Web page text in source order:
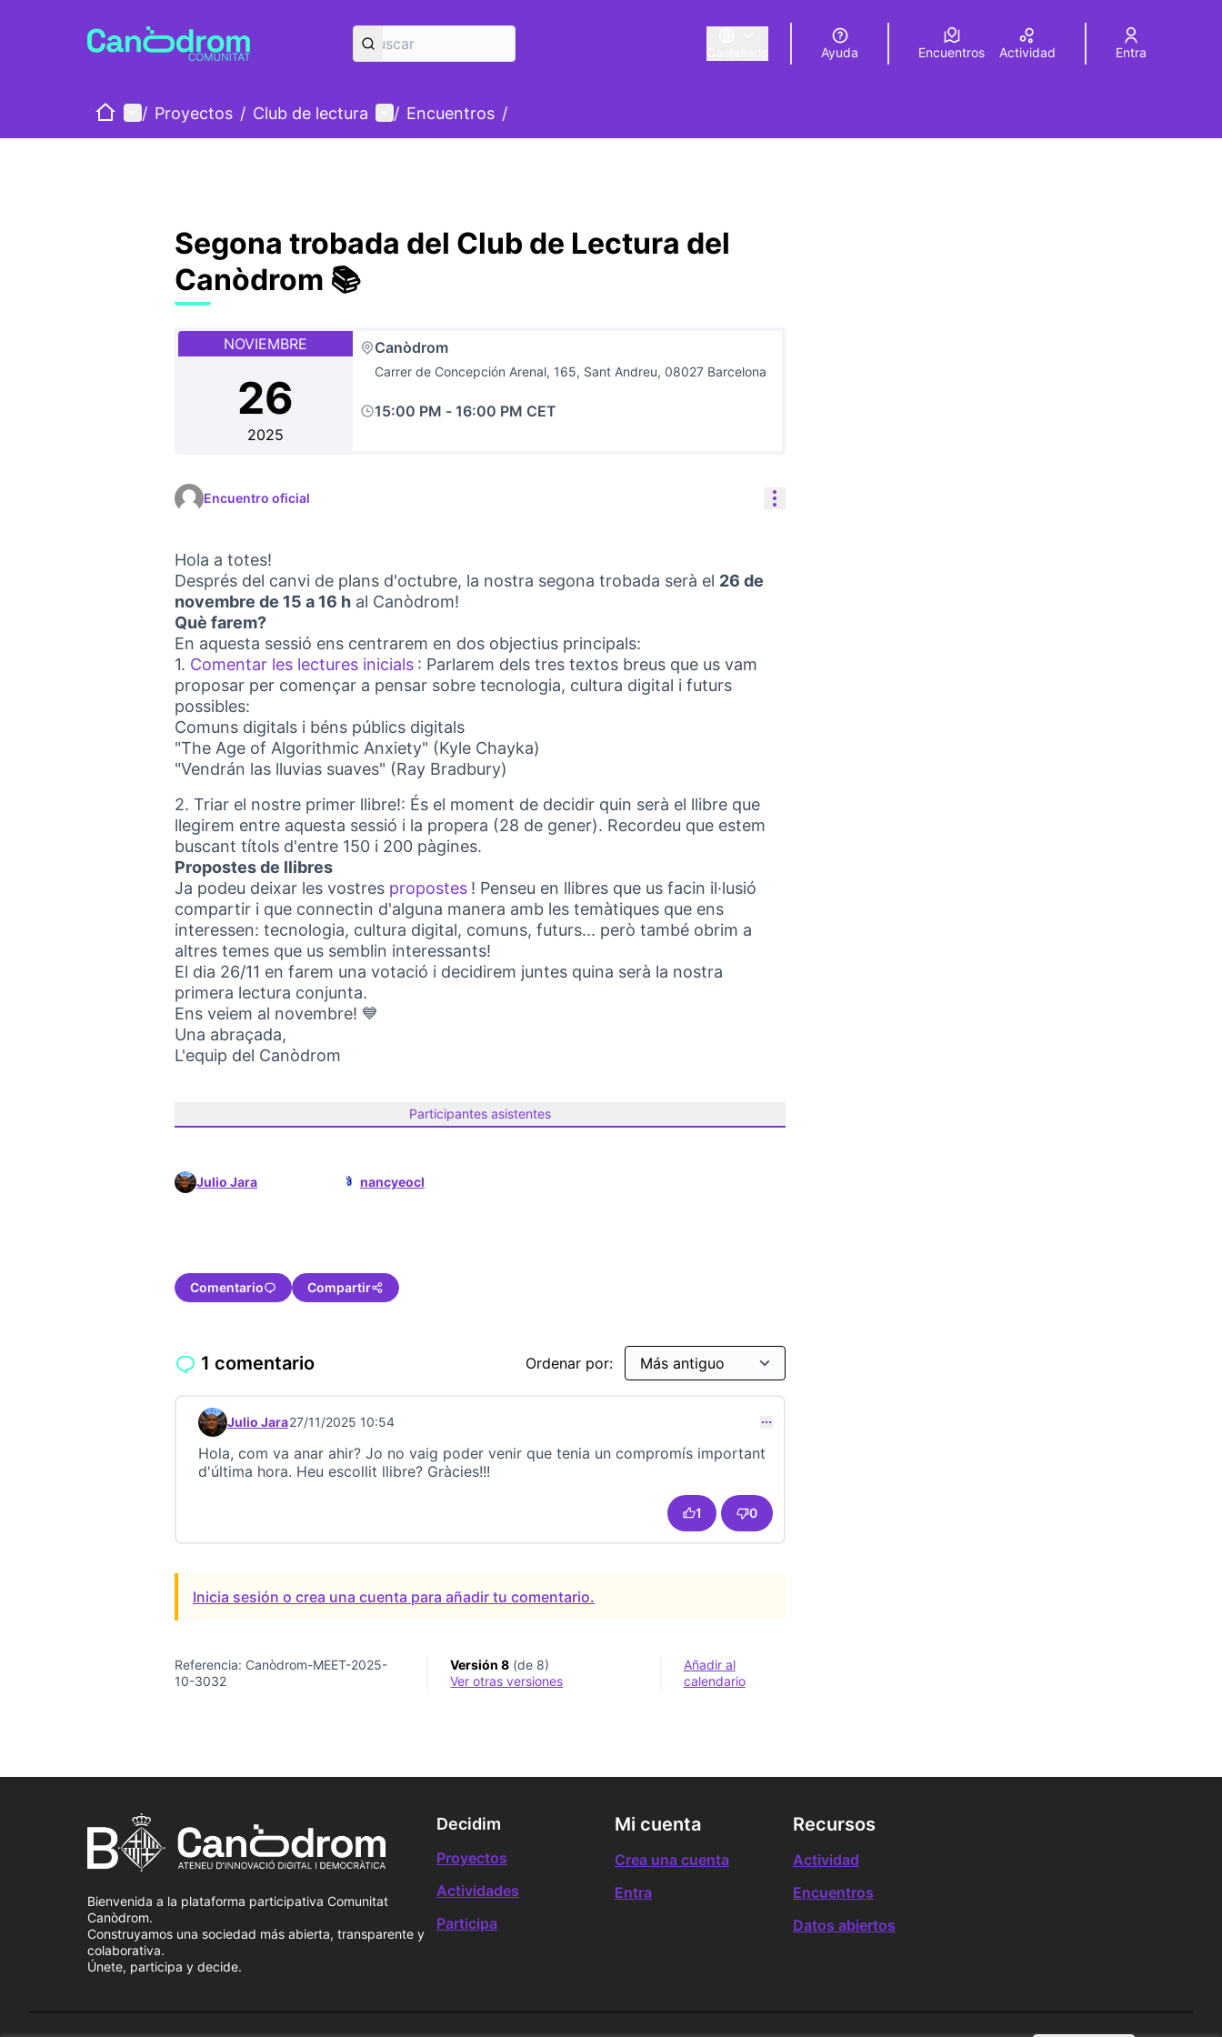
Triar la llengua Elegir el idioma Choose language
Ayuda Encuentros Actividad Entra
InicioMenú principal
/ Proyectos / Club de lectura Menú de usuario
/ Encuentros /
Segona trobada del Club de Lectura del
Canòdrom 📚
NOVIEMBRE
26
2025
Canòdrom
Carrer de Concepción Arenal, 165, Sant Andreu, 08027 Barcelona
15:00 PM - 16:00 PM CET
Encuentro oficial Controles de recursos
Hola a totes!
Després del canvi de plans d'octubre, la nostra segona trobada serà el 26 de
novembre de 15 a 16 h al Canòdrom!
Què farem?
En aquesta sessió ens centrarem en dos objectius principals:
1. Comentar les lectures inicials
(Abrir en una pestaña nueva)
: Parlarem dels tres textos breus que us vam
proposar per començar a pensar sobre tecnologia, cultura digital i futurs
possibles:
Comuns digitals i béns públics digitals
"The Age of Algorithmic Anxiety" (Kyle Chayka)
"Vendrán las lluvias suaves" (Ray Bradbury)
2. Triar el nostre primer llibre!: És el moment de decidir quin serà el llibre que
llegirem entre aquesta sessió i la propera (28 de gener). Recordeu que estem
buscant títols d'entre 150 i 200 pàgines.
Propostes de llibres
Ja podeu deixar les vostres propostes
(Abrir en una pestaña nueva)
! Penseu en llibres que us facin il·lusió
compartir i que connectin d'alguna manera amb les temàtiques que ens
interessen: tecnologia, cultura digital, comuns, futurs... però també obrim a
altres temes que us semblin interessants!
El dia 26/11 en farem una votació i decidirem juntes quina serà la nostra
primera lectura conjunta.
Ens veiem al novembre! 💙
Una abraçada,
L'equip del Canòdrom
Participantes asistentes
Julio Jara nancyeocl
Comentario Compartir
1 comentario Ordenar por:
Comentario 23699
Julio Jara27/11/2025 10:54
Hola, com va anar ahir? Jo no vaig poder venir que tenia un compromís important
d'última hora. Heu escollit llibre? Gràcies!!!
1 0
Inicia sesión o crea una cuenta para añadir tu comentario.
Referencia: Canòdrom-MEET-2025-
10-3032
Versión 8 (de 8)
ver otras versiones
Añadir al
calendario
Bienvenida a la plataforma participativa Comunitat
Canòdrom.
Construyamos una sociedad más abierta, transparente y
colaborativa.
Únete, participa y decide.
Decidim
Proyectos
Actividades
Participa
Mi cuenta
Crea una cuenta
Entra
Recursos
Actividad
Encuentros
Datos abiertos